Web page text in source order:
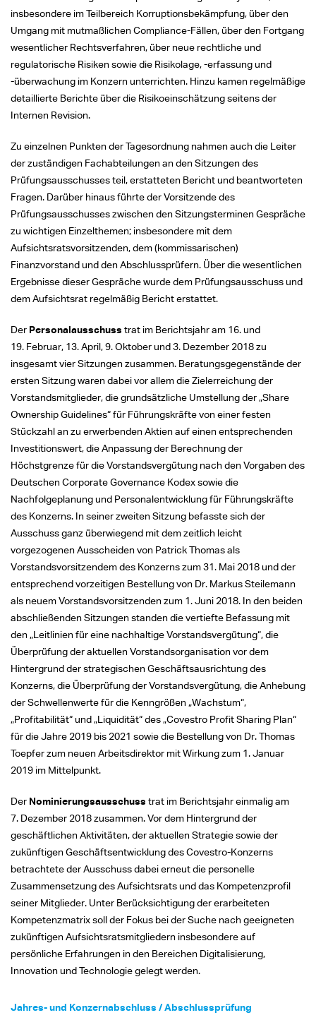
insbesondere im Teilbereich Korruptionsbekämpfung, über den
Umgang mit mutmaßlichen Compliance-Fällen, über den Fortgang
wesentlicher Rechtsverfahren, über neue rechtliche und
regulatorische Risiken sowie die Risikolage, -erfassung und
-überwachung im Konzern unterrichten. Hinzu kamen regelmäßige
detaillierte Berichte über die Risikoeinschätzung seitens der
Internen Revision.
Zu einzelnen Punkten der Tagesordnung nahmen auch die Leiter
der zuständigen Fachabteilungen an den Sitzungen des
Prüfungsausschusses teil, erstatteten Bericht und beantworteten
Fragen. Darüber hinaus führte der Vorsitzende des
Prüfungsausschusses zwischen den Sitzungsterminen Gespräche
zu wichtigen Einzelthemen; insbesondere mit dem
Aufsichtsratsvorsitzenden, dem (kommissarischen)
Finanzvorstand und den Abschlussprüfern. Über die wesentlichen
Ergebnisse dieser Gespräche wurde dem Prüfungsausschuss und
dem Aufsichtsrat regelmäßig Bericht erstattet.
Der Personalausschuss trat im Berichtsjahr am 16. und
19. Februar, 13. April, 9. Oktober und 3. Dezember 2018 zu
insgesamt vier Sitzungen zusammen. Beratungsgegenstände der
ersten Sitzung waren dabei vor allem die Zielerreichung der
Vorstandsmitglieder, die grundsätzliche Umstellung der „Share
Ownership Guidelines“ für Führungskräfte von einer festen
Stückzahl an zu erwerbenden Aktien auf einen entsprechenden
Investitionswert, die Anpassung der Berechnung der
Höchstgrenze für die Vorstandsvergütung nach den Vorgaben des
Deutschen Corporate Governance Kodex sowie die
Nachfolgeplanung und Personalentwicklung für Führungskräfte
des Konzerns. In seiner zweiten Sitzung befasste sich der
Ausschuss ganz überwiegend mit dem zeitlich leicht
vorgezogenen Ausscheiden von Patrick Thomas als
Vorstandsvorsitzendem des Konzerns zum 31. Mai 2018 und der
entsprechend vorzeitigen Bestellung von Dr. Markus Steilemann
als neuem Vorstandsvorsitzenden zum 1. Juni 2018. In den beiden
abschließenden Sitzungen standen die vertiefte Befassung mit
den „Leitlinien für eine nachhaltige Vorstandsvergütung“, die
Überprüfung der aktuellen Vorstandsorganisation vor dem
Hintergrund der strategischen Geschäftsausrichtung des
Konzerns, die Überprüfung der Vorstandsvergütung, die Anhebung
der Schwellenwerte für die Kenngrößen „Wachstum“,
„Profitabilität“ und „Liquidität“ des „Covestro Profit Sharing Plan“
für die Jahre 2019 bis 2021 sowie die Bestellung von Dr. Thomas
Toepfer zum neuen Arbeitsdirektor mit Wirkung zum 1. Januar
2019 im Mittelpunkt.
Der Nominierungsausschuss trat im Berichtsjahr einmalig am
7. Dezember 2018 zusammen. Vor dem Hintergrund der
geschäftlichen Aktivitäten, der aktuellen Strategie sowie der
zukünftigen Geschäftsentwicklung des Covestro-Konzerns
betrachtete der Ausschuss dabei erneut die personelle
Zusammensetzung des Aufsichtsrats und das Kompetenzprofil
seiner Mitglieder. Unter Berücksichtigung der erarbeiteten
Kompetenzmatrix soll der Fokus bei der Suche nach geeigneten
zukünftigen Aufsichtsratsmitgliedern insbesondere auf
persönliche Erfahrungen in den Bereichen Digitalisierung,
Innovation und Technologie gelegt werden.
Jahres- und Konzernabschluss / Abschlussprüfung